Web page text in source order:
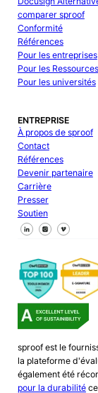
comparer sproof
Conformité
Références
Pour les entreprises
Pour les
Pour les universités
ENTREPRISE
À propos de sproof
Contact
Références
Devenir partenaire
Carrière
Presser
Soutien
Suivez-nous
Suivez-nous
Suivez-
sproof est le
la plateforme
également été
pour la durabilité